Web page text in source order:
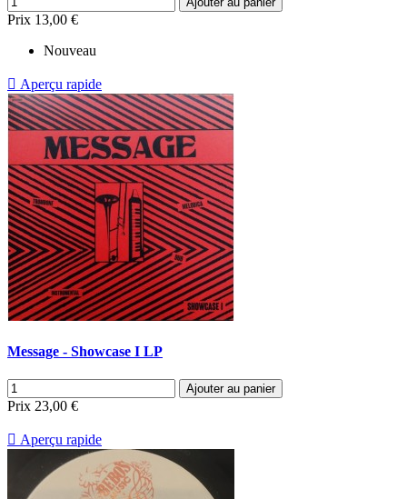
Prix 13,00 €
Nouveau
 Aperçu rapide
Message - Showcase I LP
Ajouter au panier
Prix 23,00 €
 Aperçu rapide